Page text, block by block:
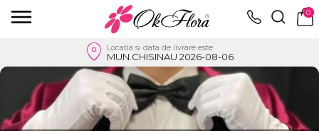
0
Locatia si data de livrare este
MUN.CHISINAU 2026-08-06